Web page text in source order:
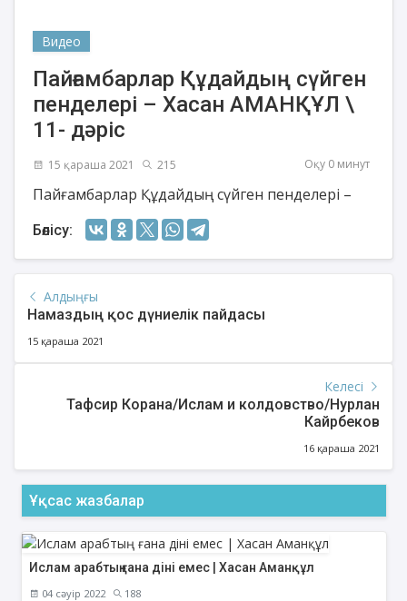
Видео
Пайғамбарлар Құдайдың сүйген
пенделері – Хасан АМАНҚҰЛ \
11- дәріс
15 қараша 2021 215 Оқу 0 минут
Пайғамбарлар Құдайдың сүйген пенделері –
Бөлісу:
Алдыңғы
Намаздың қос дүниелік пайдасы
15 қараша 2021
Келесі
Тафсир Корана/Ислам и колдовство/Нурлан
Кайрбеков
16 қараша 2021
Ұқсас жазбалар
Ислам арабтың ғана діні емес | Хасан Аманқұл
04 сәуір 2022 188